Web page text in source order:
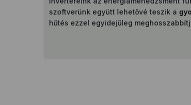
szoftverünk együtt lehetővé teszik a
hűtés ezzel egyidejűleg